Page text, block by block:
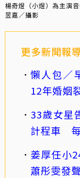
楊奇煜（小煜）為主演
昱嘉／攝影
更多新聞報
懶人包／
12年婚姻
33歲女星
計程車
姜厚任小
蕭彤雯發